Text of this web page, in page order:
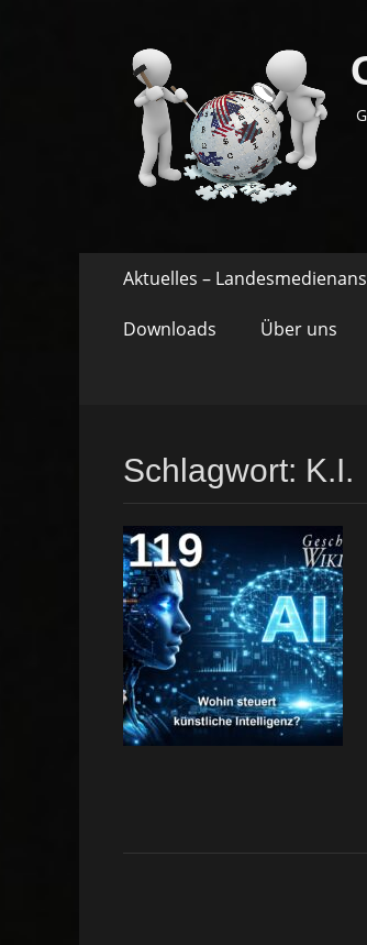
Primäres
Springe
zum
Inhalt
Aktuelles –
Downloads Über uns
Schlagwort: K.I.